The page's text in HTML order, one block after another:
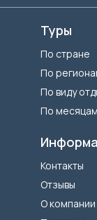
Туры
По стране
По
По виду
По месяцам
Контакты
Отзывы
О компании